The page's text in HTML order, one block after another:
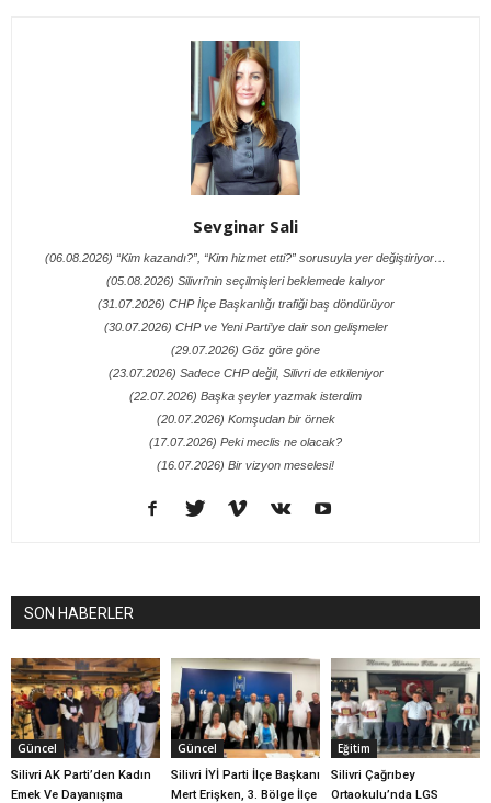
Sevginar Sali
(06.08.2026) “Kim kazandı?”, “Kim hizmet etti?” sorusuyla yer değiştiriyor…
(05.08.2026) Silivri’nin seçilmişleri beklemede kalıyor
(31.07.2026) CHP İlçe Başkanlığı trafiği baş döndürüyor
(30.07.2026) CHP ve Yeni Parti’ye dair son gelişmeler
(29.07.2026) Göz göre göre
(23.07.2026) Sadece CHP değil, Silivri de etkileniyor
(22.07.2026) Başka şeyler yazmak isterdim
(20.07.2026) Komşudan bir örnek
(17.07.2026) Peki meclis ne olacak?
(16.07.2026) Bir vizyon meselesi!
SON HABERLER
Güncel
Silivri AK Parti’den Kadın
Emek Ve Dayanışma
Güncel
Silivri İYİ Parti İlçe Başkanı
Mert Erişken, 3. Bölge İlçe
Eğitim
Silivri Çağrıbey
Ortaokulu’nda LGS